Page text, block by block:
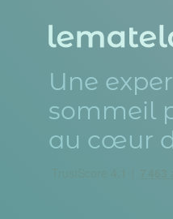
Une
sommeil
au cœur